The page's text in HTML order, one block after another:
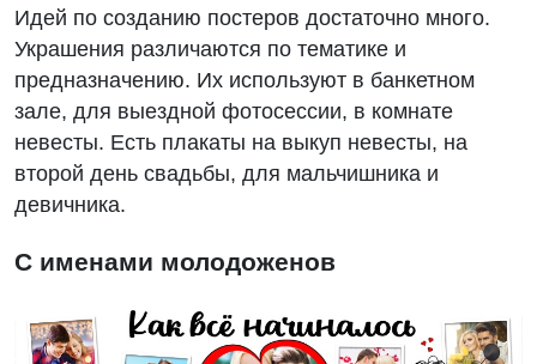
Идей по созданию постеров достаточно много.
Украшения различаются по тематике и
предназначению. Их используют в банкетном
зале, для выездной фотосессии, в комнате
невесты. Есть плакаты на выкуп невесты, на
второй день свадьбы, для мальчишника и
девичника.
С именами молодоженов